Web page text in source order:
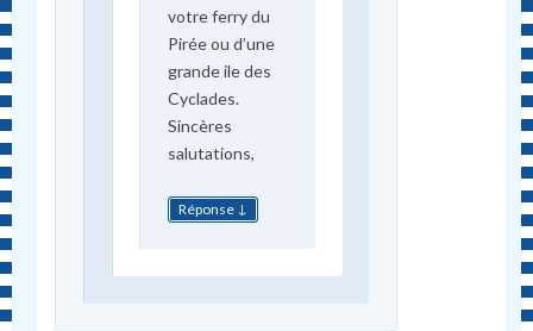
votre ferry du
Pirée ou d’une
grande ile des
Cyclades.
Sincères
salutations,
Réponse ↓